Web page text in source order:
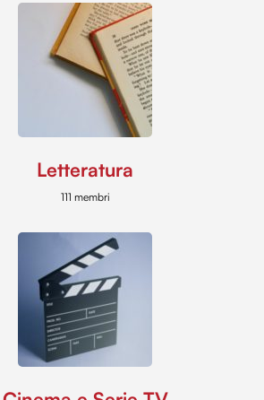
Letteratura
111 membri